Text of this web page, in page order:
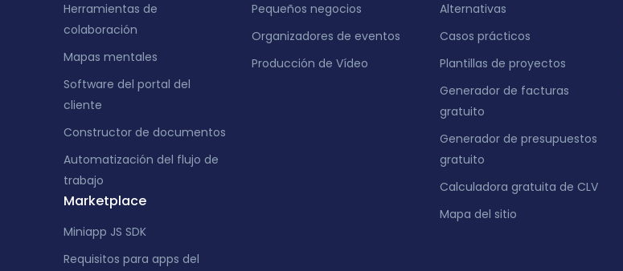
Herramientas de
colaboración
Mapas mentales
Software del portal del
cliente
Constructor de documentos
Automatización del flujo de
trabajo
Marketplace
Miniapp JS SDK
Requisitos para apps del
Pequeños negocios
Organizadores de eventos
Producción de Vídeo
Alternativas
Casos prácticos
Plantillas de proyectos
Generador de facturas
gratuito
Generador de presupuestos
gratuito
Calculadora gratuita de CLV
Mapa del sitio